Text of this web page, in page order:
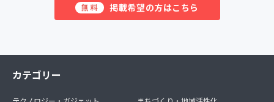
無料 掲載希望の方はこちら
カテゴリー